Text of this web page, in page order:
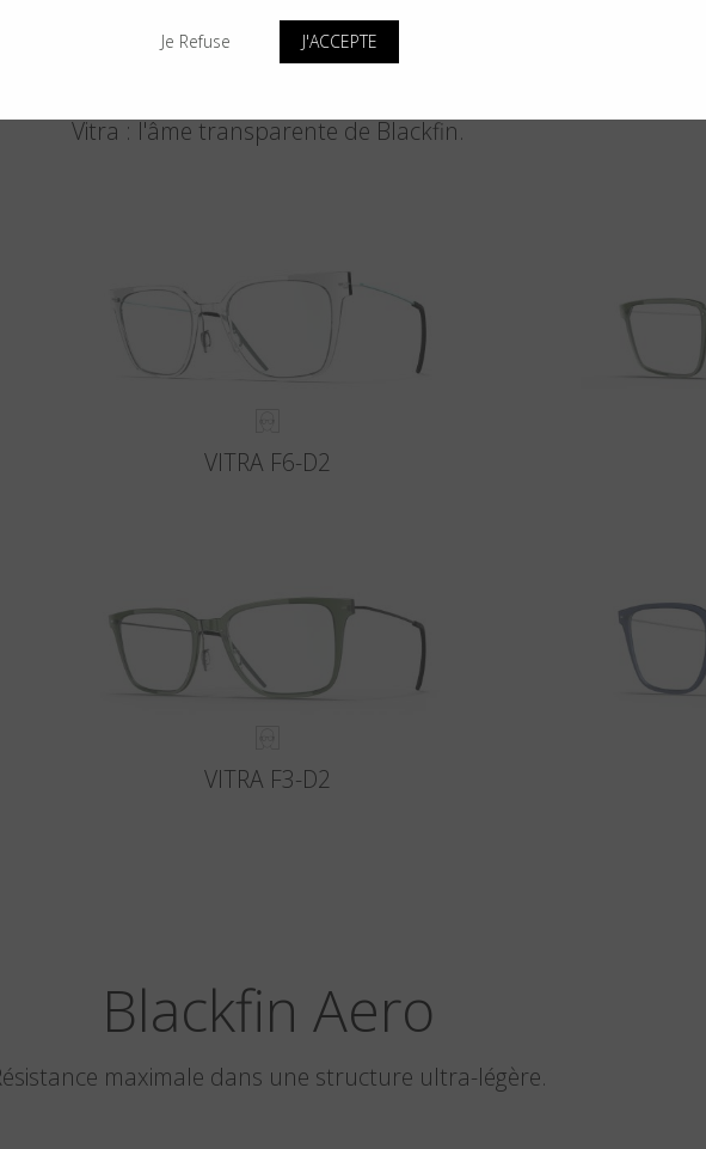
Blackfin Vitra
Vitra : l'âme transparente de Blackfin.
VITRA F6-D2
VITRA F3-D2
Blackfin Aero
maximale dans une structure ultra-légère.
Je Refuse J'ACCEPTE